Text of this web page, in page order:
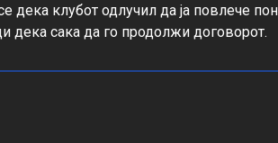
дека клубот одлучил да ја повлече
дека сака да го продолжи договорот.